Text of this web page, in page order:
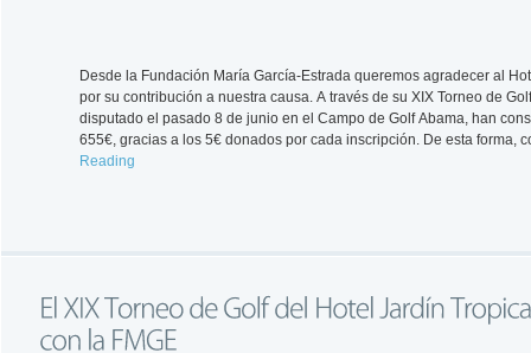
Desde la Fundación María García-Estrada queremos agradecer al
por su contribución a nuestra causa. A través de su XIX Torneo de
disputado el pasado 8 de junio en el Campo de Golf Abama, han
655€, gracias a los 5€ donados por cada inscripción. De esta forma,
Reading